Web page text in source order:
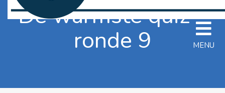
MENU
De warmste quiz –
ronde 9